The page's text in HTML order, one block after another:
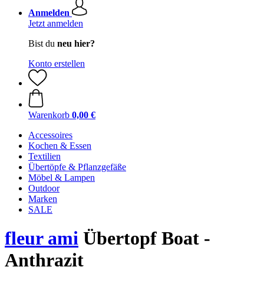
Anmelden
Jetzt anmelden
Bist du neu hier?
Konto erstellen
Warenkorb 0,00 €
Accessoires
Kochen & Essen
Textilien
Übertöpfe & Pflanzgefäße
Möbel & Lampen
Outdoor
Marken
SALE
fleur ami Übertopf Boat -
Anthrazit